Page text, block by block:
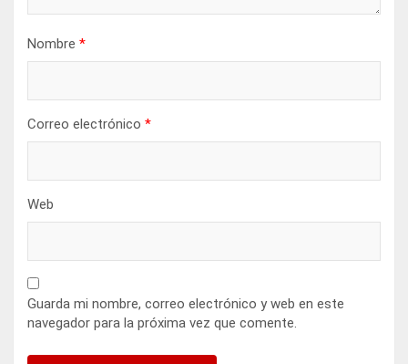
Nombre *
Correo electrónico *
Web
Guarda mi nombre, correo electrónico y web en este
navegador para la próxima vez que comente.